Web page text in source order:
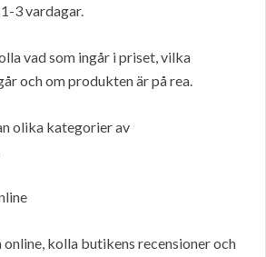
3 vardagar.
vad som ingår i priset, vilka
och om produkten är på rea.
olika kategorier av
kolla butikens recensioner och